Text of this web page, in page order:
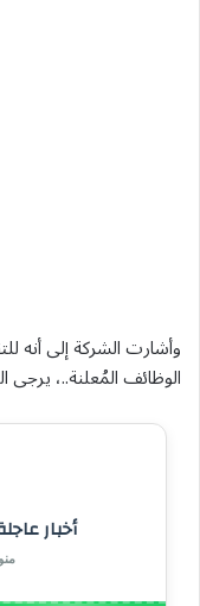
وأشارت الشركة إلى أنه
الوظائف المُعلنة..، يرجى
أخبار